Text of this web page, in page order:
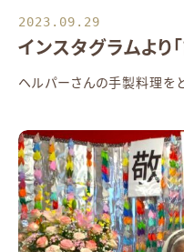
2023.09.29
インスタグラムより
ヘルパーさんの手製料理を